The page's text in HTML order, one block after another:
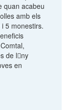
quan acabeu
amb els
5 monestirs.
de l𠆚ny
en